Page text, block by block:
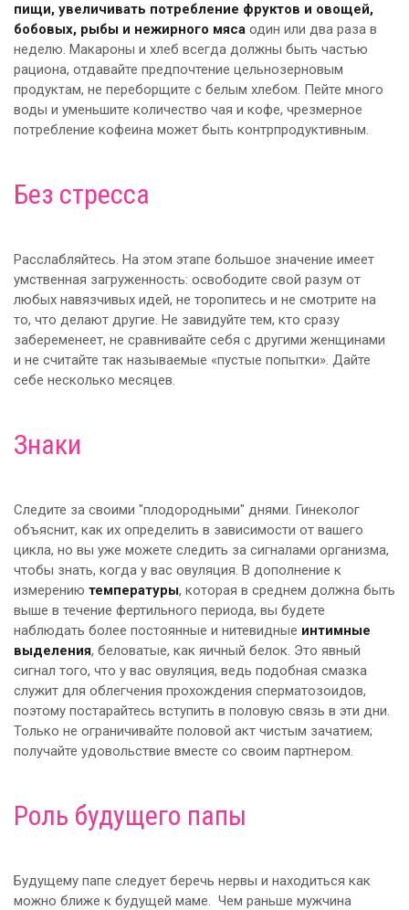
пищи, увеличивать потребление фруктов и овощей,
бобовых, рыбы и нежирного мяса один или два раза в
неделю. Макароны и хлеб всегда должны быть частью
рациона, отдавайте предпочтение цельнозерновым
продуктам, не переборщите с белым хлебом. Пейте много
воды и уменьшите количество чая и кофе, чрезмерное
потребление кофеина может быть контрпродуктивным.
Без стресса
Расслабляйтесь. На этом этапе большое значение имеет
умственная загруженность: освободите свой разум от
любых навязчивых идей, не торопитесь и не смотрите на
то, что делают другие. Не завидуйте тем, кто сразу
забеременеет, не сравнивайте себя с другими женщинами
и не считайте так называемые «пустые попытки». Дайте
себе несколько месяцев.
Знаки
Следите за своими "плодородными" днями. Гинеколог
объяснит, как их определить в зависимости от вашего
цикла, но вы уже можете следить за сигналами организма,
чтобы знать, когда у вас овуляция. В дополнение к
измерению температуры, которая в среднем должна быть
выше в течение фертильного периода, вы будете
наблюдать более постоянные и нитевидные интимные
выделения, беловатые, как яичный белок. Это явный
сигнал того, что у вас овуляция, ведь подобная смазка
служит для облегчения прохождения сперматозоидов,
поэтому постарайтесь вступить в половую связь в эти дни.
Только не ограничивайте половой акт чистым зачатием;
получайте удовольствие вместе со своим партнером.
Роль будущего папы
Будущему папе следует беречь нервы и находиться как
можно ближе к будущей маме. Чем раньше мужчина